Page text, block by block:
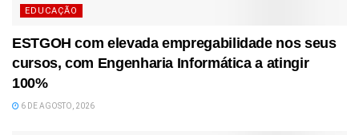
EDUCAÇÃO
ESTGOH com elevada empregabilidade nos seus
cursos, com Engenharia Informática a atingir
100%
6 DE AGOSTO, 2026